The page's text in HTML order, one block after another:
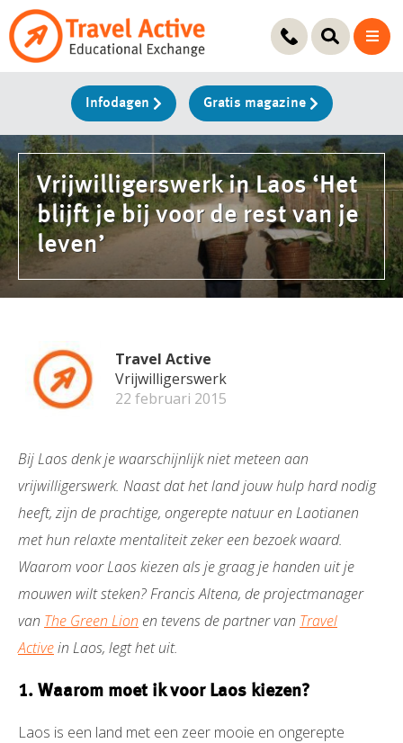
Ga
naar
Infodagen Gratis magazine
Vrijwilligerswerk in Laos ‘Het
blijft je bij voor de rest van je
leven’
Travel Active
Vrijwilligerswerk
22 februari 2015
Bij Laos denk je waarschijnlijk niet meteen aan
vrijwilligerswerk. Naast dat het land jouw hulp hard nodig
heeft, zijn de prachtige, ongerepte natuur en Laotianen
met hun relaxte mentaliteit zeker een bezoek waard.
Waarom voor Laos kiezen als je graag je handen uit je
mouwen wilt steken? Francis Altena, de projectmanager
van The Green Lion en tevens de partner van Travel
Activein Laos, legt het uit.
1. Waarom moet ik voor Laos kiezen?
Laos is een land met een zeer mooie en ongerepte